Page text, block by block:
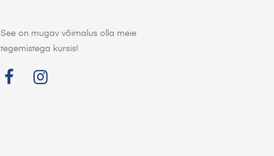
See on mugav võimalus olla meie
tegemistega kursis!